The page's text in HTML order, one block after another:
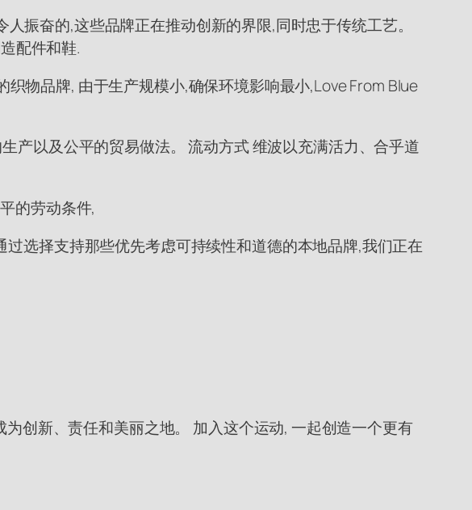
振奋的,这些品牌正在推动创新的界限,同时忠于传统工艺。
配件和鞋.
物品牌, 由于生产规模小,确保环境影响最小,Love From Blue
产以及公平的贸易做法。 流动方式 维波以充满活力、合乎道
的劳动条件,
选择支持那些优先考虑可持续性和道德的本地品牌,我们正在
创新、责任和美丽之地。 加入这个运动, 一起创造一个更有